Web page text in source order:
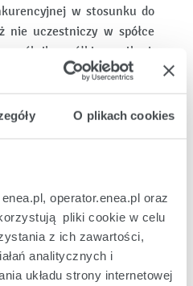
O plikach cookies
operator.enea.pl oraz
pliki cookie w celu
z ich zawartości,
analitycznych i
układu strony internetowej
w stosunku do
nie uczestniczy w spółce
spółki cywilnej,
członek organu spółki
uczestniczy w innej
prawnej, jako członek jej
ustawy o KRS.